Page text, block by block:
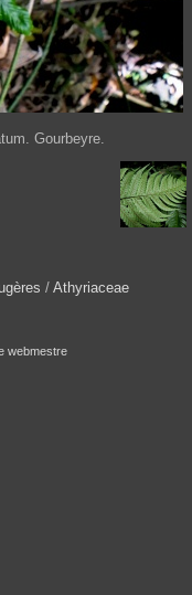
Gourbeyre.
/ Athyriaceae
webmestre